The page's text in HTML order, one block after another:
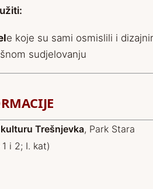
e koje su sami osmislili i
sudjelovanju
Trešnjevka, Park Stara
i 2; I. kat)